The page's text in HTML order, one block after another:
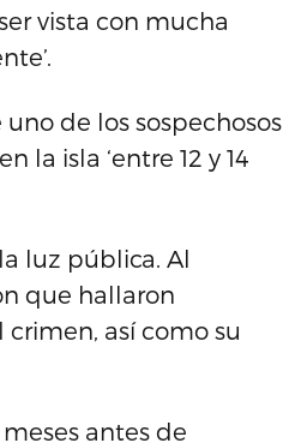
vista con mucha
de los sospechosos
la isla ‘entre 12 y 14
luz pública. Al
que hallaron
así como su
antes de